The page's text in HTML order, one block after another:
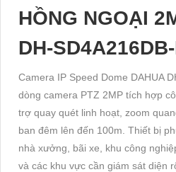
HỒNG NGOẠI
DH-
Camera IP Speed Dome DAHUA
dòng camera PTZ 2MP tích hợp
trợ quay quét linh hoạt, zoom
ban đêm lên đến 100m. Thiết bị
nhà xưởng, bãi xe, khu công
và các khu vực cần giám sát diện